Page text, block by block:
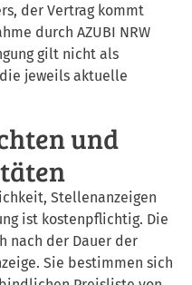
der Vertrag kommt
durch AZUBI NRW
gilt nicht als
jeweils aktuelle
und
Stellenanzeigen
ist kostenpflichtig. Die
nach der Dauer der
Sie bestimmen sich